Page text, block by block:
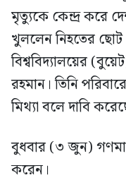
মৃত্যুকে কেন্দ্র করে
খুললেন নিহতের
বিশ্ববিদ্যালয়ের
রহমান। তিনি
মিথ্যা বলে দাবি
বুধবার (৩ জুন)
করেন।